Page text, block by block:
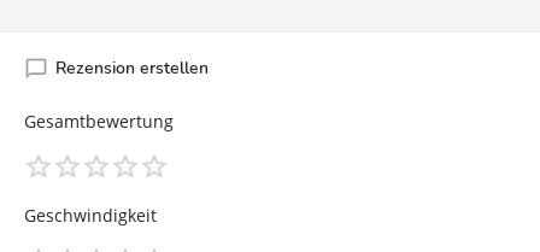
Rezension erstellen
Gesamtbewertung
Geschwindigkeit